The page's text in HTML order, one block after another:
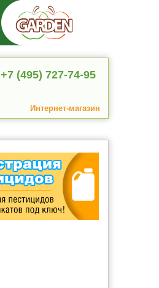
+7 (495) 727-74-95
Интернет-магазин